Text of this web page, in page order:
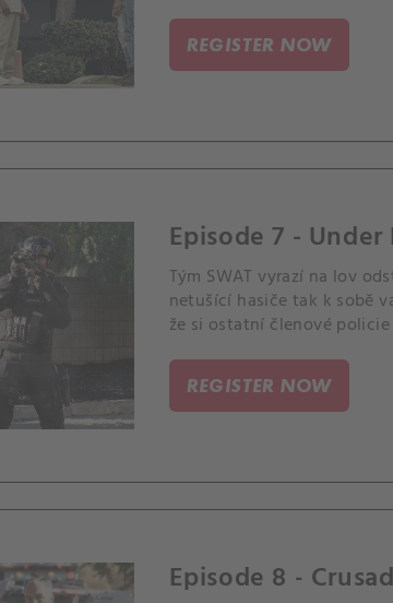
REGISTER NOW
Episode 7 - Under
Tým SWAT vyrazí na lov
netušící hasiče tak k sobě
že si ostatní členové
REGISTER NOW
Episode 8 -